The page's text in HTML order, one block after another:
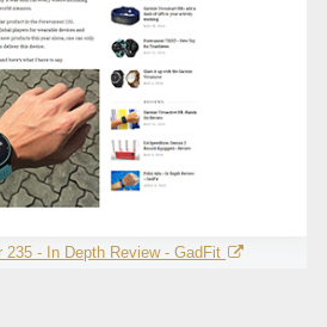
235 - In Depth Review - GadFit